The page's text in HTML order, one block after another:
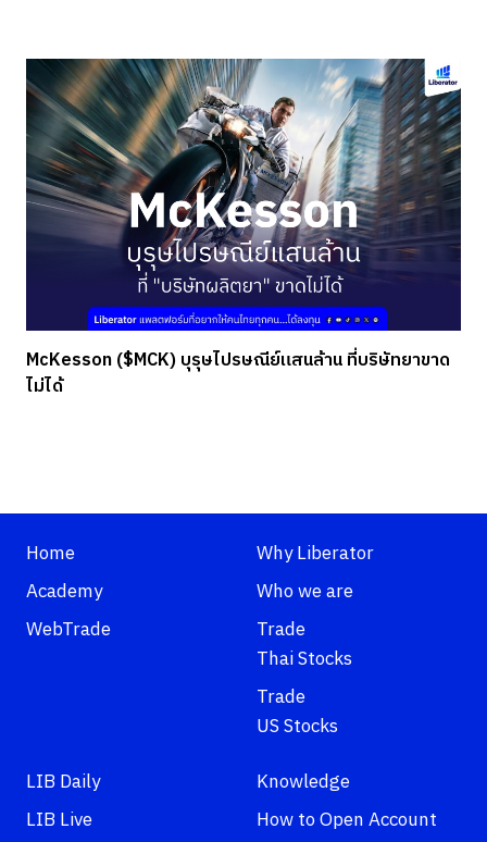
McKesson ($MCK) บุรุษไปรษณีย์แสนล้าน ที่บริษัทยาขาด
ไม่ได้
Home
Academy
WebTrade
Why Liberator
Who we are
Trade
Thai Stocks
Trade
US Stocks
LIB Daily
LIB Live
Knowledge
How to Open Account